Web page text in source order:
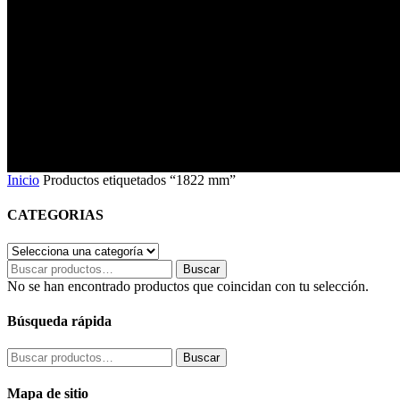
Inicio Productos etiquetados “1822 mm”
CATEGORIAS
Buscar
por:
Buscar
No se han encontrado productos que coincidan con tu selección.
Búsqueda rápida
Buscar
por:
Buscar
Mapa de sitio